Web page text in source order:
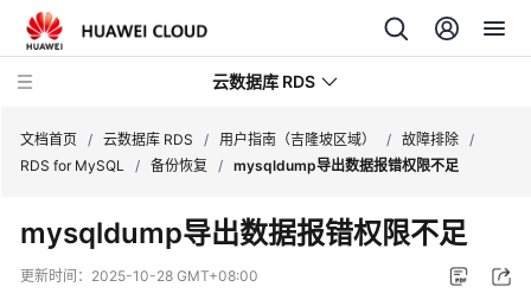
云数据库 RDS
产
文档首页 / 云数据库 RDS / 用户指南（吉隆坡区域） / 故障排除 /
RDS for MySQL / 备份恢复 / mysqldump导出数据报错权限不足
mysqldump导出数据报错权限不足
更新时间： 2025-10-28 GMT+08:00